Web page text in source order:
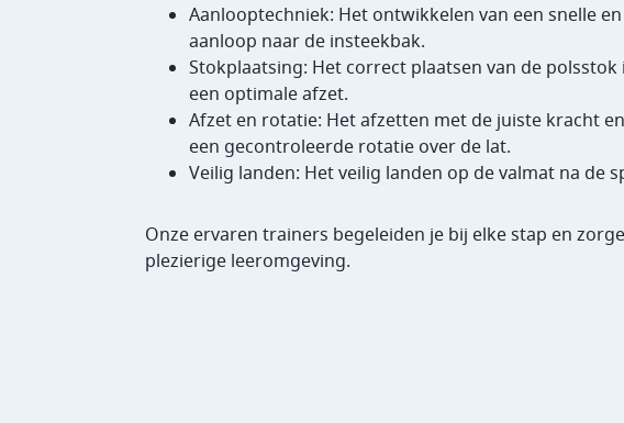
Aanlooptechniek: Het ontwikkelen van een snelle
aanloop naar de insteekbak.
Stokplaatsing: Het correct plaatsen van de
een optimale afzet.
Afzet en rotatie: Het afzetten met de juiste kracht
een gecontroleerde rotatie over de lat.
Veilig landen: Het veilig landen op de valmat na de
Onze ervaren trainers begeleiden je bij elke stap en
plezierige leeromgeving.